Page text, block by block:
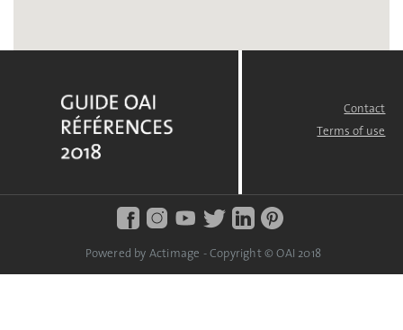
Contact
Terms of use
Powered by Actimage - Copyright © OAI 2018